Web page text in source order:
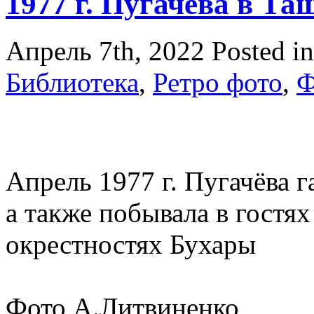
Апрель 7th, 2022 Posted
Библиотека, Ретро фото,
Апрель 1977 г. Пугачёва
а также побывала в
окрестностях Бухары
Фото А.Литвиненко